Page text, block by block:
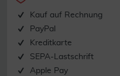
Kauf auf Rechnung
PayPal
Kreditkarte
SEPA-Lastschrift
Apple Pay